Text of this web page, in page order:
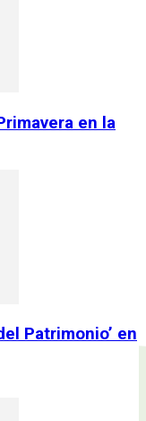
en la
Patrimonio’ en